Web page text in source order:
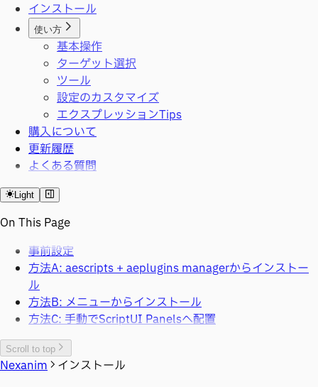
インストール
使い方
基本操作
ターゲット選択
ツール
設定のカスタマイズ
エクスプレッションTips
購入について
更新履歴
よくある質問
Light
On This Page
事前設定
方法A: aescripts + aeplugins managerからインストー
ル
方法B: メニューからインストール
方法C: 手動でScriptUI Panelsへ配置
Scroll to top
Nexanim インストール